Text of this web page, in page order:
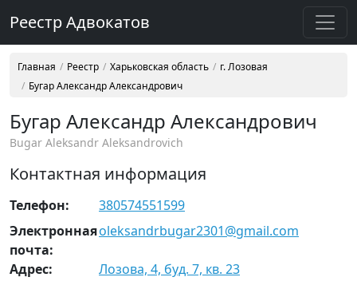
Реестр Адвокатов
Главная Реестр Харьковская область
г. Лозовая
Бугар Александр Александрович
Бугар Александр Александрович
Bugar Aleksandr Aleksandrovich
Контактная информация
Телефон:
380574551599
Электронная
почта:
oleksandrbugar2301@gmail.com
Адрес:
Лозова, 4, буд. 7, кв. 23